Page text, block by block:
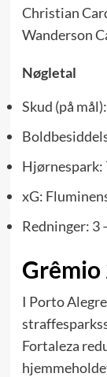
Christian
Wanderson
Nøgletal
Skud (på
Hjørnespark:
xG:
Redninger: 3
Grêmio
I Porto
Fortaleza